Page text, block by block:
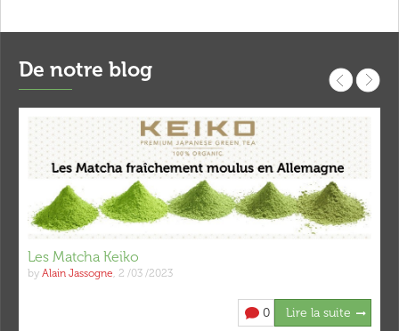
De notre blog
Les Matcha Keiko
by Alain Jassogne, 2 /03 /2023
0 Lire la suite